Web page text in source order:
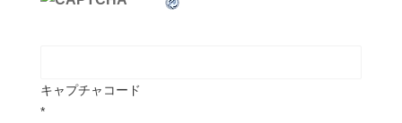
キャプチャコード
*